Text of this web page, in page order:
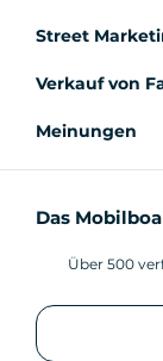
Street
Verkauf von
Meinungen
Das
Über 500